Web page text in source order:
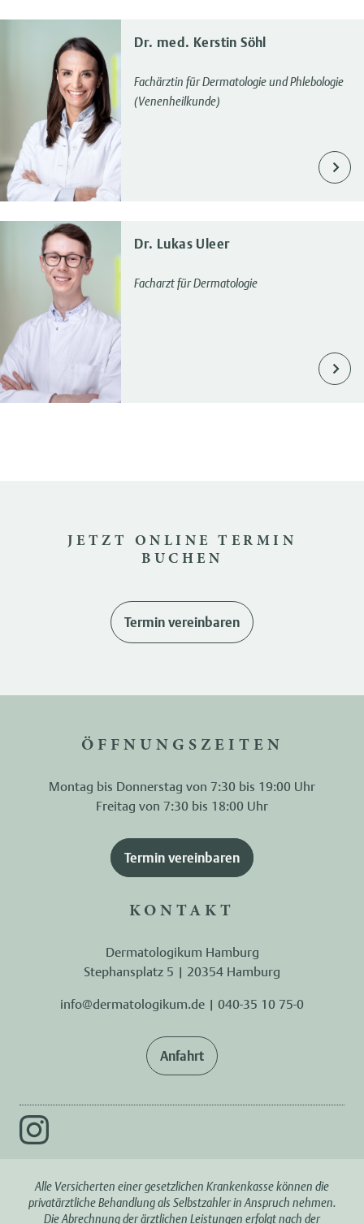
Dr. med. Kerstin Söhl
Fachärztin für Dermatologie und Phlebologie
(Venenheilkunde)
Dr. Lukas Uleer
Facharzt für Dermatologie
JETZT ONLINE TERMIN
BUCHEN
Termin vereinbaren
ÖFFNUNGSZEITEN
Montag bis Donnerstag von 7:30 bis 19:00 Uhr
Freitag von 7:30 bis 18:00 Uhr
Termin vereinbaren
KONTAKT
Dermatologikum Hamburg
Stephansplatz 5 | 20354 Hamburg
info@dermatologikum.de | 040-35 10 75-0
Anfahrt
Alle Versicherten einer gesetzlichen Krankenkasse können die
privatärztliche Behandlung als Selbstzahler in Anspruch nehmen.
Die Abrechnung der ärztlichen Leistungen erfolgt nach der